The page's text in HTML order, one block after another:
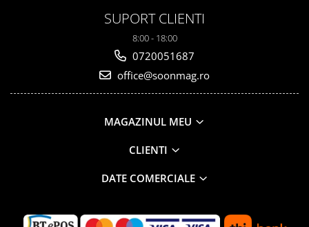
SUPORT CLIENTI
8:00 - 18:00
0720051687
office@soonmag.ro
MAGAZINUL MEU
CLIENTI
DATE COMERCIALE